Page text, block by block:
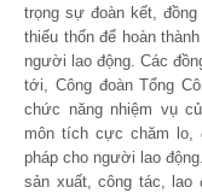
trọng sự đoàn kết,
thiếu thốn để hoàn
người lao động. Các
tới, Công đoàn Tổng
chức năng nhiệm vụ
môn tích cực chăm lo,
pháp cho người lao
sản xuất, công tác, lao